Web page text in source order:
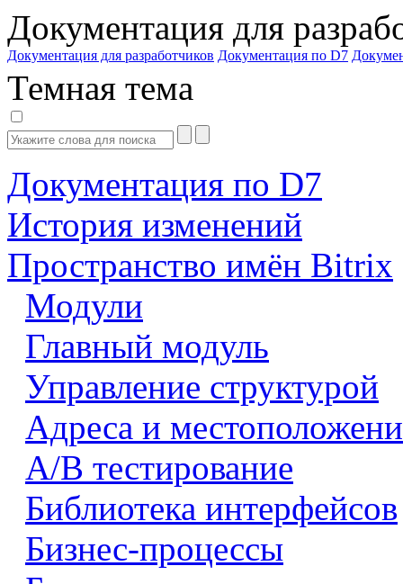
Документация для
Документация для разработчиков Документация по D7
Темная тема
Документация по D7
История изменений
Пространство имён Bitrix
Модули
Главный модуль
Управление структурой
Адреса и
А/В тестирование
Библиотека интерфейсов
Бизнес-процессы